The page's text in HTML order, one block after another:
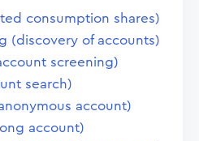
consumption shares)
(discovery of accounts)
screening)
search)
account)
account)